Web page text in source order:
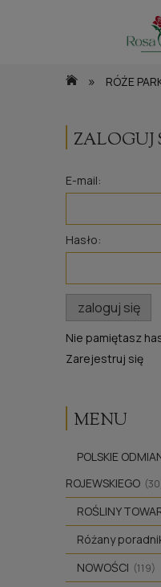
» RÓŻE
ZALOGUJ
E-mail:
Hasło:
zaloguj się
Nie pamiętasz
Zarejestruj się
MENU
POLSKIE
ROJEWSKIEGO
ROŚLINY
Różany
NOWOŚCI (119)